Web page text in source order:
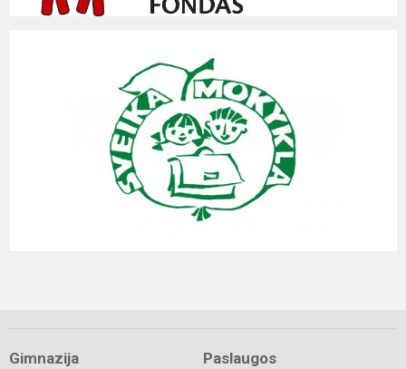
Gimnazija Paslaugos